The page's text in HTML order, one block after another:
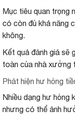
Mục tiêu quan trọng
có còn đủ khả năng
không.
Kết quả đánh giá sẽ
toàn của nhà xưởng
Phát hiện hư hỏng
Nhiều dạng hư hỏng
nhưng có thể ảnh